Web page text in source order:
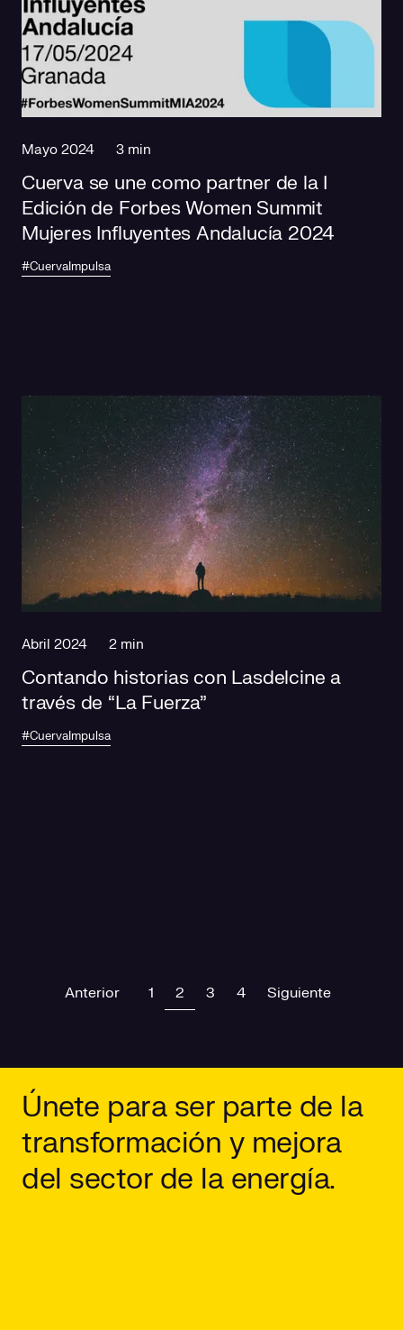
Mayo 2024 3 min
Cuerva se une como partner de la I
Edición de Forbes Women Summit
Mujeres Influyentes Andalucía 2024
#CuervaImpulsa
Abril 2024 2 min
Contando historias con Lasdelcine a
través de “La Fuerza”
#CuervaImpulsa
Anterior Previous
1 2 (current)
3 4 Siguiente
Únete para ser parte de la
transformación y mejora
del sector de la energía.